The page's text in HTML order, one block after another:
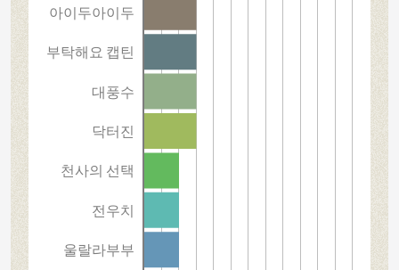
아이두아이두
부탁해요 캡틴
대풍수
닥터진
천사의 선택
전우치
울랄라부부